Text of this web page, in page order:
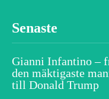
Senaste
Gianni Infantino –
den mäktigaste
till Donald Trump